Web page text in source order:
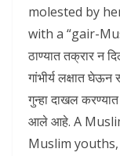
molested by
with a “gair-
ठाण्यात तक्रार न
गांभीर्य लक्षात घेऊन
गुन्हा दाखल
आले आहे. A
Muslim